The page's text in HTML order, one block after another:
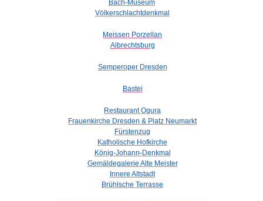
Bach-Museum
Völkerschlachtdenkmal
Meissen Porzellan
Albrechtsburg
Semperoper Dresden
Bastei
Restaurant Ogura
Frauenkirche Dresden & Platz Neumarkt
Fürstenzug
Katholische Hofkirche
König-Johann-Denkmal
Gemäldegalerie Alte Meister
Innere Altstadt
Brühlsche Terrasse